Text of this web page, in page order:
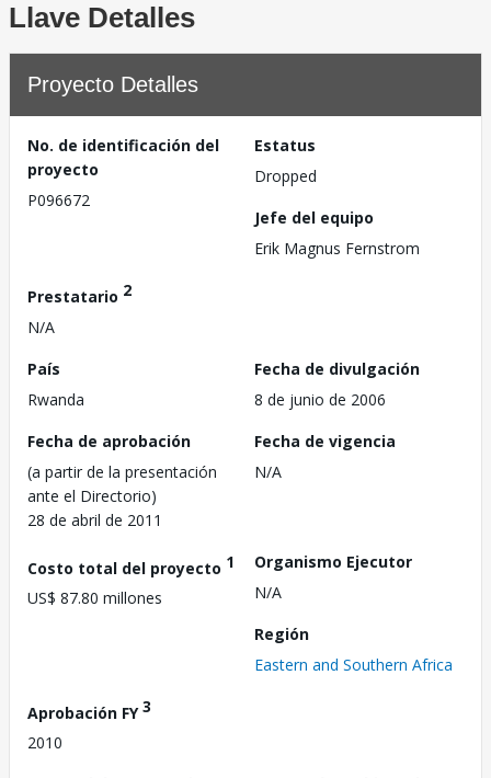
Llave Detalles
Proyecto Detalles
No. de identificación del
proyecto
P096672
Estatus
Dropped
Jefe del equipo
Erik Magnus Fernstrom
Prestatario 2
N/A
País
Rwanda
Fecha de divulgación
8 de junio de 2006
Fecha de aprobación
(a partir de la presentación
ante el Directorio)
28 de abril de 2011
Fecha de vigencia
N/A
Costo total del proyecto 1
US$ 87.80 millones
Organismo Ejecutor
N/A
Región
Eastern and Southern Africa
Aprobación FY3
2010